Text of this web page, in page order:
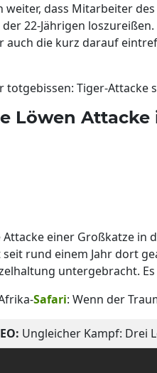
dass Mitarbeiter
22-Jährigen
auch die kurz darauf
totgebissen: Tiger-Attacke
Löwen
einer Großkatze in
seit rund einem Jahr dort
untergebracht.
Safari: Wenn der
Ungleicher Kampf: Drei